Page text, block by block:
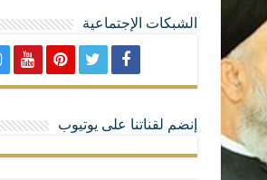
أعراق و ألوان و لا تمنحهم الامتيازات أنساب و أديان
الشبكات الإجتماعية
إنضم لقناتنا على يوتيوب